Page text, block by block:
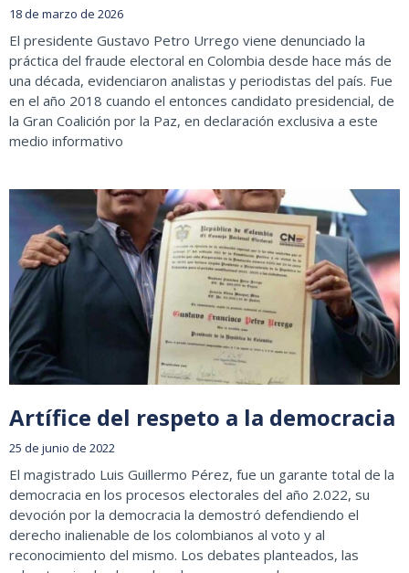
18 de marzo de 2026
El presidente Gustavo Petro Urrego viene denunciado la
práctica del fraude electoral en Colombia desde hace más de
una década, evidenciaron analistas y periodistas del país. Fue
en el año 2018 cuando el entonces candidato presidencial, de
la Gran Coalición por la Paz, en declaración exclusiva a este
medio informativo
Artífice del respeto a la democracia
25 de junio de 2022
El magistrado Luis Guillermo Pérez, fue un garante total de la
democracia en los procesos electorales del año 2.022, su
devoción por la democracia la demostró defendiendo el
derecho inalienable de los colombianos al voto y al
reconocimiento del mismo. Los debates planteados, las